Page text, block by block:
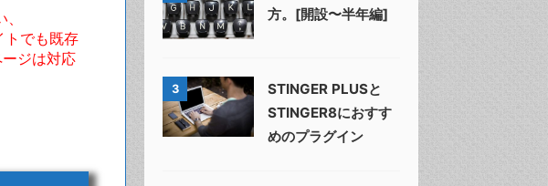
トでも既存
ジは対応
方。[開設〜半年編]
3
STINGER PLUSと
STINGER8におすす
めのプラグイン